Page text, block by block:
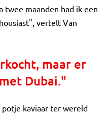
twee maanden had ik een
vertelt Van
maar er
Dubai."
kaviaar ter wereld